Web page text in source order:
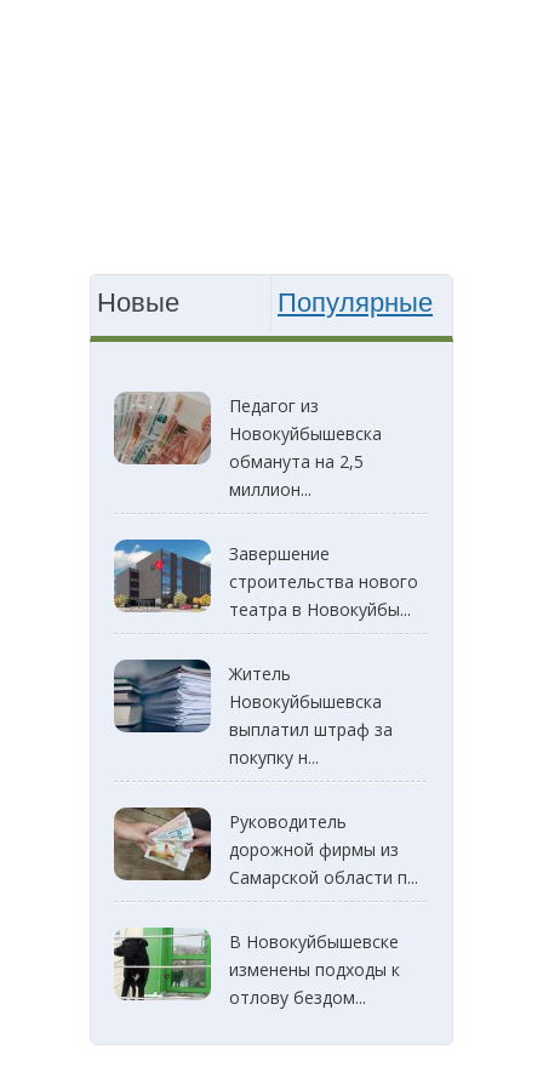
Новые Популярные
Педагог из
Новокуйбышевска
обманута на 2,5
миллион...
Завершение
строительства нового
театра в Новокуйбы...
Житель
Новокуйбышевска
выплатил штраф за
покупку н...
Руководитель
дорожной фирмы из
Самарской области п...
В Новокуйбышевске
изменены подходы к
отлову бездом...